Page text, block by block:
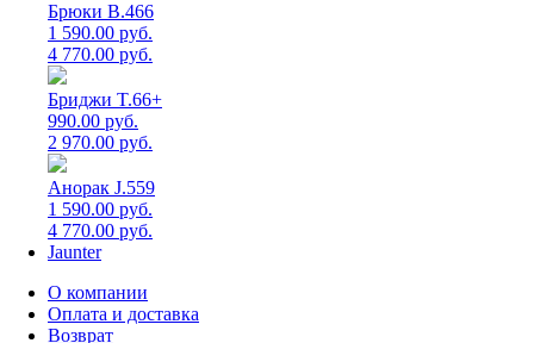
Брюки B.466
1 590.00 руб.
4 770.00 руб.
Бриджи T.66+
990.00 руб.
2 970.00 руб.
Анорак J.559
1 590.00 руб.
4 770.00 руб.
Jaunter
О компании
Оплата и доставка
Возврат